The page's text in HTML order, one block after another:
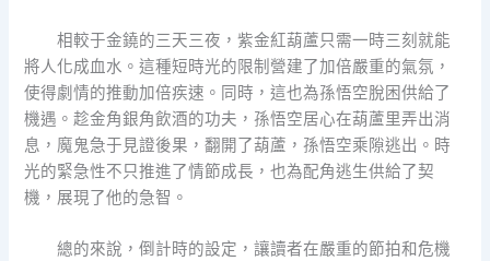
相較于金鐃的三天三夜，紫金紅葫蘆只需一時三刻就能
將人化成血水。這種短時光的限制營建了加倍嚴重的氣氛，
使得劇情的推動加倍疾速。同時，這也為孫悟空脫困供給了
機遇。趁金角銀角飲酒的功夫，孫悟空居心在葫蘆里弄出消
息，魔鬼急于見證後果，翻開了葫蘆，孫悟空乘隙逃出。時
光的緊急性不只推進了情節成長，也為配角逃生供給了契
機，展現了他的急智。
總的來說，倒計時的設定，讓讀者在嚴重的節拍和危機